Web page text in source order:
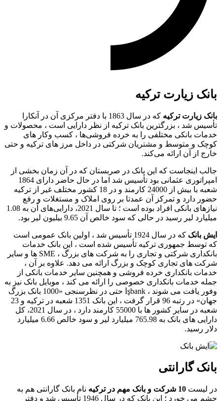
بانک زیارت ترکیه
بانک زیارت ترکیه
که در سال 1863 با دفتر مرکزی آن در آنکارا
تأسیس شد ، بزرگترین بانک ترکیه از نظر دارایی است ، محصولات و
خدمات بانکی مختلفی را به خرده ‌فروشی‌ها ، کسب ‌وکار های
کوچک و متوسط و مشتریان شرکتی در داخل مرز های ترکیه و حتی
خارج از آن ارائه می‌کند.
جالب اینجاست که این بانک در صربستان که در آن زمان بخشی از
امپراتوری عثمانی بود تأسیس شد اما در حال حاضر دارای 1864
شعبه با بیش از 24000 کارمند و در 18 کشور مختلف غیر از ترکیه
حضور دارد و تمرکز آن عمدتا بر روی املاک و مستغلات و رفع
نیازهای بانکی افراد بوده است ؛ تا سال 2021، دارایی‌های آن به 1.08
میلیارد لیر رسید در حالی که سود خالص آن 9.65 بیلیون لیر بود.
ایش بانک
​ که در سال 1924 تأسیس شد ، اولین بانک عمومی است
که توسط جمهوری ترکیه تأسیس شده است ، این بانک خدمات
بانکداری شرکتی و تجاری را به شرکت های بزرگ ، SME ها و سایر
شرکت های تجاری کوچک و بزرگ ارائه می دهد. علاوه بر آن ،
خدمات بانکداری خرده فروشی و همچنین سایر خدمات بانکی از
جمله خدمات بانکداری خصوصی را ارائه می کند ، موبایل بانک نیز به
وفور یافت می شوند ، İşbank حتی در نظرسنجی «1000 بانک بزرگ
جهان» در رتبه 96 قرار گرفت ، این بانک 1351 شعبه در ترکیه و 23
شعبه در سایر کشور ها با 55000 کارمند دارد ، در سال 2021، کل
دارایی های بانک به 765.98 میلیارد لیر و سود خالص 6.66 میلیارد
دلار رسید.
بانک گارانتی
در لیست 10 شرکت و بانک مهم در ترکیه
نام بانک گارانتی هم به
چشم می خورد ؛ این بانک که در سال 1946 تأسیس شد و دفتر